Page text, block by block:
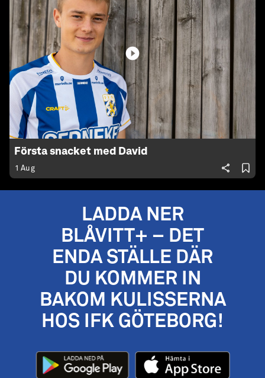
Första snacket med David
1 Aug
LADDA NER
BLÅVITT+ – DET
ENDA STÄLLE DÄR
DU KOMMER IN
BAKOM KULISSERNA
HOS IFK GÖTEBORG!